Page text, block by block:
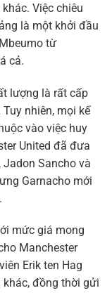
Việc chiêu
là một khởi đầu
từ
cả.
lượng là rất cấp
nhiên, mọi kế
vào việc huy
United đã đưa
Sancho và
Garnacho mới
mức giá mong
Manchester
Erik ten Hag
đồng thời gửi